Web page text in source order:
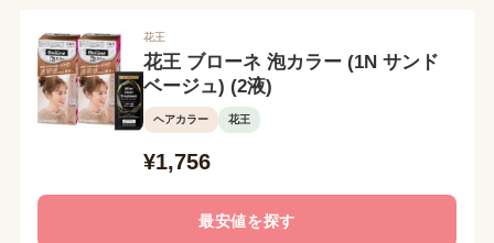
花王
花王 ブローネ 泡カラー (1N サンド
ベージュ) (2液)
ヘアカラー 花王
¥1,756
最安値を探す